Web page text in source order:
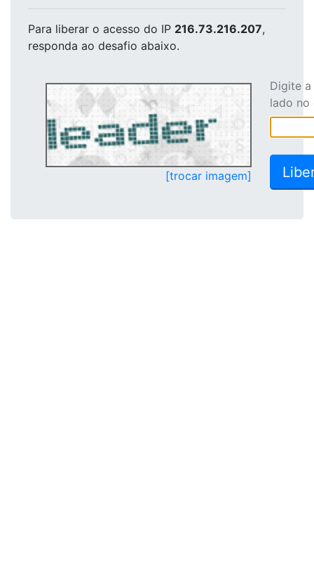
Para liberar o acesso do IP 216.73.216.207,
responda ao desafio abaixo.
[trocar imagem]
Digite
lado no